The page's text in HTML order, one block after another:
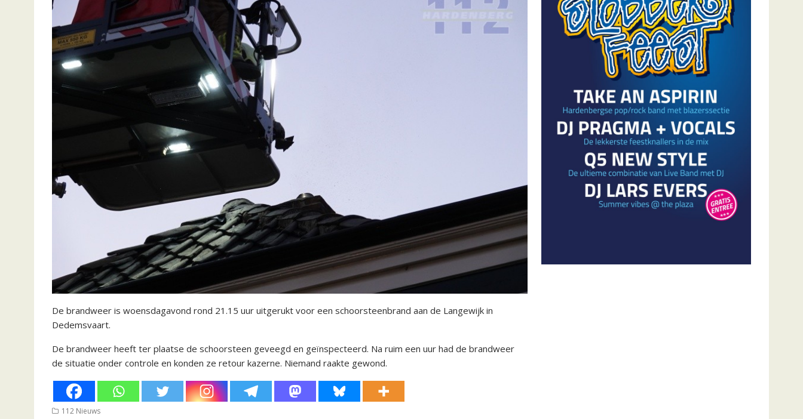
De brandweer is woensdagavond rond 21.15 uur uitgerukt voor een schoorsteenbrand aan de Langewijk in
Dedemsvaart.
De brandweer heeft ter plaatse de schoorsteen geveegd en geïnspecteerd. Na ruim een uur had de brandweer
de situatie onder controle en konden ze retour kazerne. Niemand raakte gewond.
112 Nieuws